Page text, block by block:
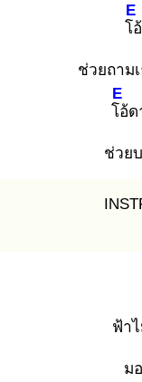
โอ้
E
ช่วยถาม
โอ้
E
ด
ช่วย
ฟ้า
ม